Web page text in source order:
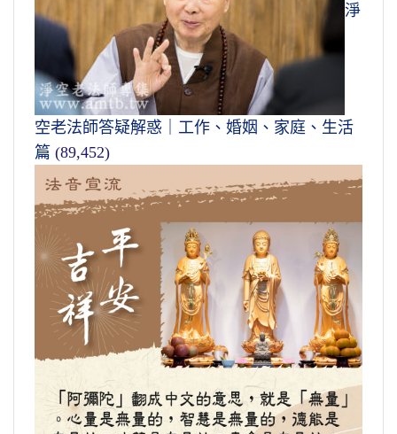
淨
空老法師答疑解惑｜工作、婚姻、家庭、生活
篇 (89,452)